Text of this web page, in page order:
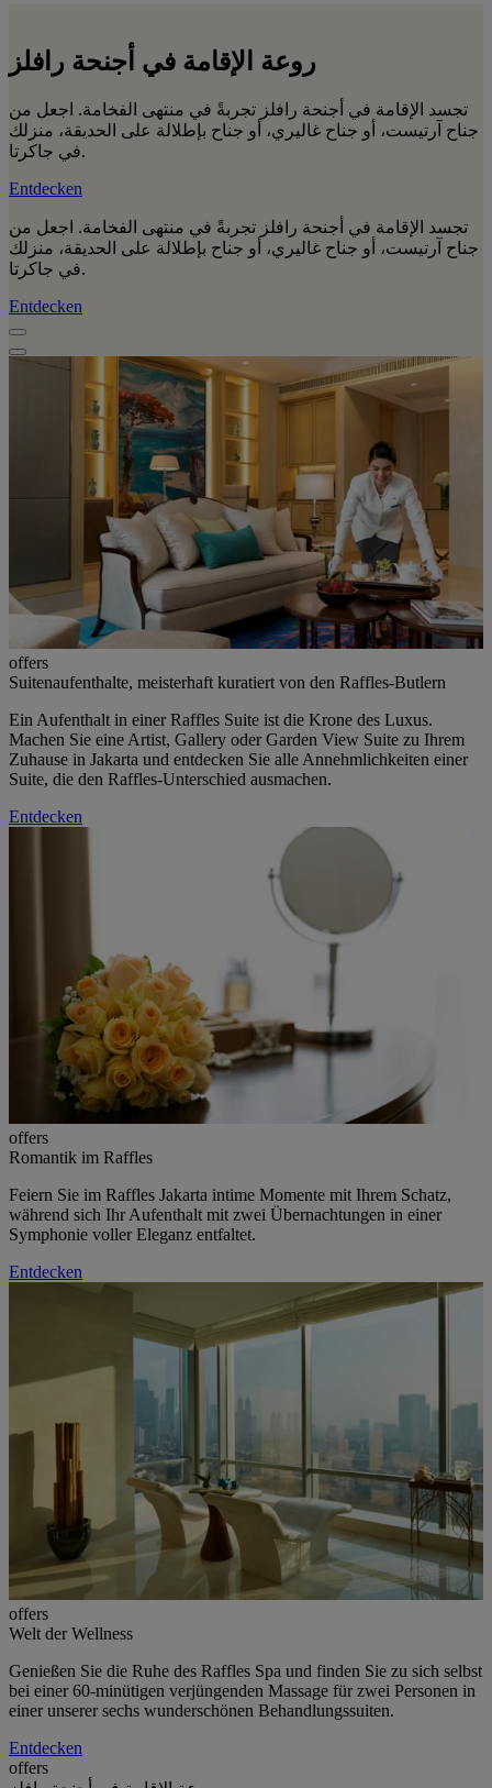
روعة الإقامة في أجنحة رافلز
تجسد الإقامة في أجنحة رافلز تجربةً في منتهى الفخامة. اجعل من
جناح آرتيست، أو جناح غاليري، أو جناح بإطلالة على الحديقة، منزلك
في جاكرتا.
Entdecken
تجسد الإقامة في أجنحة رافلز تجربةً في منتهى الفخامة. اجعل من
جناح آرتيست، أو جناح غاليري، أو جناح بإطلالة على الحديقة، منزلك
في جاكرتا.
Entdecken
offers
Suitenaufenthalte, meisterhaft kuratiert von den Raffles-Butlern
Ein Aufenthalt in einer Raffles Suite ist die Krone des Luxus.
Machen Sie eine Artist, Gallery oder Garden View Suite zu Ihrem
Zuhause in Jakarta und entdecken Sie alle Annehmlichkeiten einer
Suite, die den Raffles-Unterschied ausmachen.
Entdecken
offers
Romantik im Raffles
Feiern Sie im Raffles Jakarta intime Momente mit Ihrem Schatz,
während sich Ihr Aufenthalt mit zwei Übernachtungen in einer
Symphonie voller Eleganz entfaltet.
Entdecken
offers
Welt der Wellness
Genießen Sie die Ruhe des Raffles Spa und finden Sie zu sich selbst
bei einer 60-minütigen verjüngenden Massage für zwei Personen in
einer unserer sechs wunderschönen Behandlungssuiten.
Entdecken
offers